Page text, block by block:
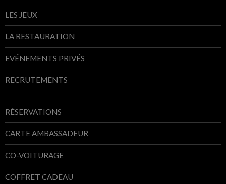
LES JEUX
LA RESTAURATION
EVÉNEMENTS PRIVÉS
RECRUTEMENTS
RÉSERVATIONS
CARTE AMBASSADEUR
CO-VOITURAGE
COFFRET CADEAU